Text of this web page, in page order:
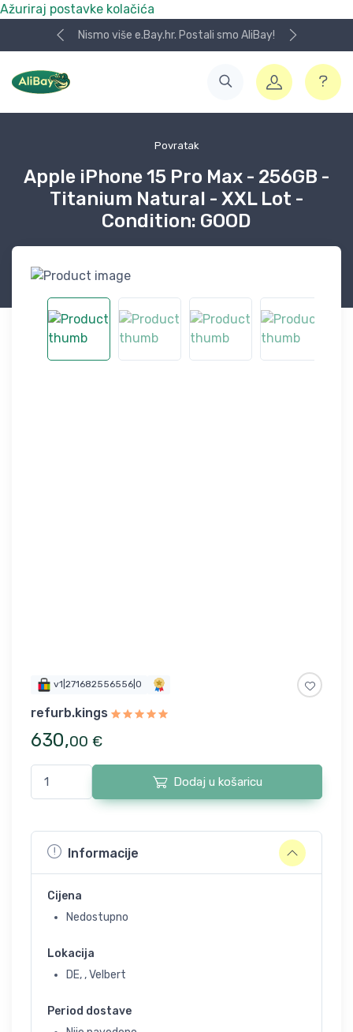
Ažuriraj postavke kolačića
Nismo više e.Bay.hr. Postali smo AliBay!
Povratak
Apple iPhone 15 Pro Max - 256GB -
Titanium Natural - XXL Lot -
Condition: GOOD
v1|271682556556|0
refurb.kings
630,00 €
Dodaj u košaricu
Informacije
Cijena
Nedostupno
Lokacija
DE, , Velbert
Period dostave